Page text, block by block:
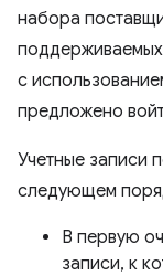
набора
поддерживаемых
с
предложено
Учетные записи
следующем
В первую
записи, к